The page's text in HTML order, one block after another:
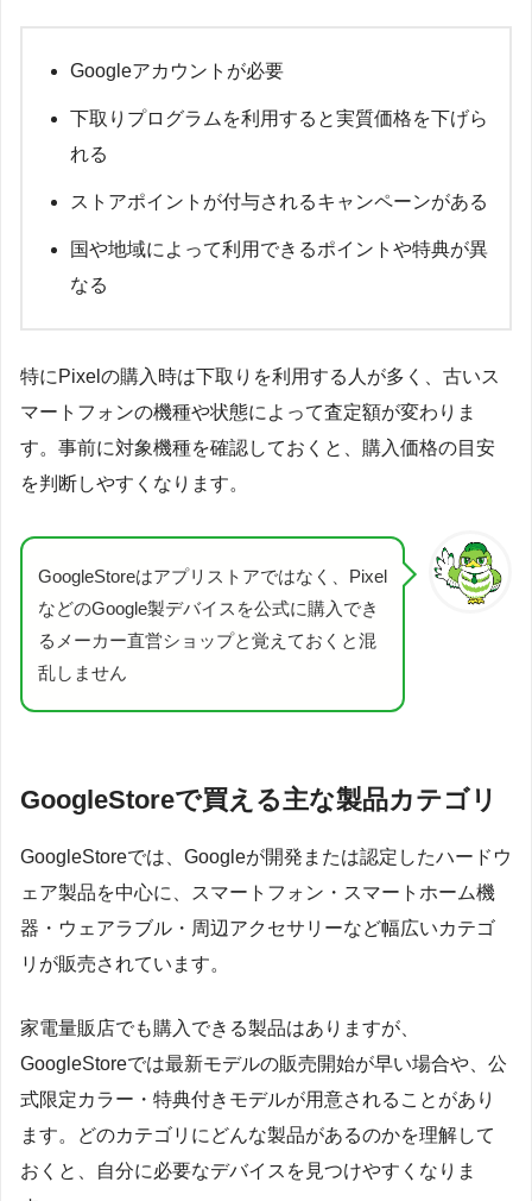
Googleアカウントが必要
下取りプログラムを利用すると実質価格を下げら
れる
ストアポイントが付与されるキャンペーンがある
国や地域によって利用できるポイントや特典が異
なる
特にPixelの購入時は下取りを利用する人が多く、古いス
マートフォンの機種や状態によって査定額が変わりま
す。事前に対象機種を確認しておくと、購入価格の目安
を判断しやすくなります。
GoogleStoreはアプリストアではなく、Pixel
などのGoogle製デバイスを公式に購入でき
るメーカー直営ショップと覚えておくと混
乱しません
GoogleStoreで買える主な製品カテゴリ
GoogleStoreでは、Googleが開発または認定したハードウ
ェア製品を中心に、スマートフォン・スマートホーム機
器・ウェアラブル・周辺アクセサリーなど幅広いカテゴ
リが販売されています。
家電量販店でも購入できる製品はありますが、
GoogleStoreでは最新モデルの販売開始が早い場合や、公
式限定カラー・特典付きモデルが用意されることがあり
ます。どのカテゴリにどんな製品があるのかを理解して
おくと、自分に必要なデバイスを見つけやすくなりま